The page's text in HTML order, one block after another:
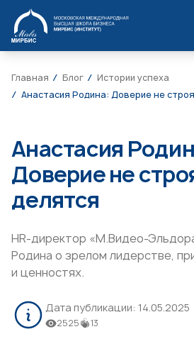
МИРБИС
Главная Блог
Истории успеха
Анастасия Родина: Доверие не
Анастасия
Доверие не
делятся
HR-директор «М.Видео-
Родина о зрелом лидерстве,
и ценностях.
Дата публикации: 14.05.2025
2525 13